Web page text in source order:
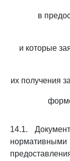
в
и которые
их получения
14.1.